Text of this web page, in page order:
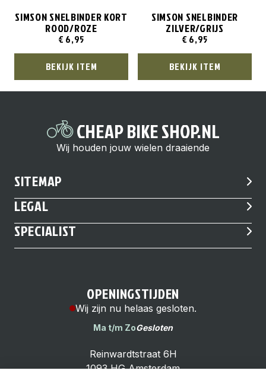
SIMSON SNELBINDER KORT
ROOD/ROZE
€ 6,95
BEKIJK ITEM
SIMSON SNELBINDER
ZILVER/GRIJS
€ 6,95
BEKIJK ITEM
CHEAP BIKE SHOP.NL
Wij houden jouw wielen draaiende
SITEMAP
LEGAL
SPECIALIST
OPENINGSTIJDEN
Wij zijn nu helaas gesloten.
Ma t/m ZoGesloten
Reinwardtstraat 6H
1093 HG Amsterdam